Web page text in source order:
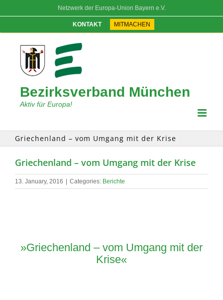
Netzwerk der Europa-Union Bayern e.V.
KONTAKT MITMACHEN
Bezirksverband München
Aktiv für Europa!
Griechenland – vom Umgang mit der Krise
Griechenland – vom Umgang mit der Krise
13. January, 2016 Categories: Berichte
»Griechenland – vom Umgang mit der
Krise«